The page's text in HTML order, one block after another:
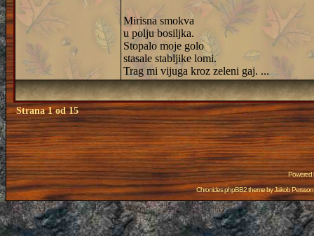
Mirisna smokva
u polju bosiljka.
Stopalo moje golo
stasale stabljike lomi.
Trag mi vijuga kroz zeleni gaj. ...
Strana1od15
Powered
Chronicles phpBB2 theme byJakob Persson